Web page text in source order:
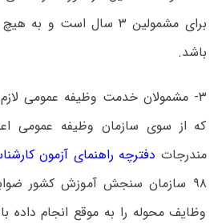
برای مشمولین ۳ سال است
باشد.
۳- مشمولان خدمت وظیفه عمومی
که از سوی سازمان وظیفه عمومی
مندرجات دفترچه راهنمای آزمون
۹۸ سازمان سنجش آموزش کشور
وظایف محوله را به موقع انجام داده